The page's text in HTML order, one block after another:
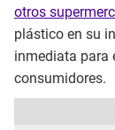
otros
plástico en su
inmediata para
consumidores.